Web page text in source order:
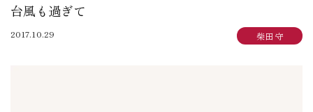
台風も過ぎて
2017.10.29 柴田 守